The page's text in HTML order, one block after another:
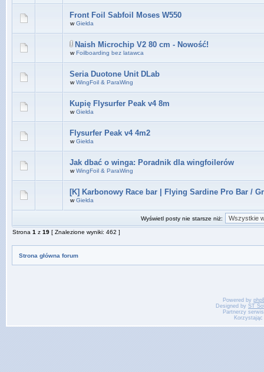
Front Foil Sabfoil Moses W550
wGiełda
Naish Microchip V2 80 cm - Nowość!
wFoilboarding bez latawca
Seria Duotone Unit DLab
wWingFoil & ParaWing
Kupię Flysurfer Peak v4 8m
wGiełda
Flysurfer Peak v4 4m2
wGiełda
Jak dbać o winga: Poradnik dla wingfoilerów
wWingFoil & ParaWing
[K] Karbonowy Race bar | Flying Sardine Pro Bar /
wGiełda
Wyświetl posty nie starsze niż:
Strona 1 z 19 [ Znalezione wyniki: 462 ]
Strona główna forum
Powered by
Designed by ST
Partnerzy